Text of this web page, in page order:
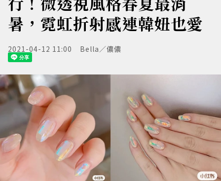
暑，霓虹折射感連韓妞也愛
2021-04-12 11:00 Bella／儂儂